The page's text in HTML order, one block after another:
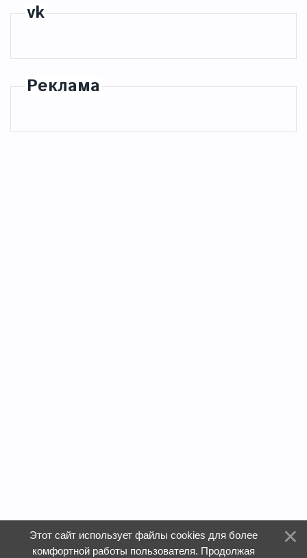
vk
Реклама
Этот сайт использует файлы cookies для более
комфортной работы пользователя. Продолжая